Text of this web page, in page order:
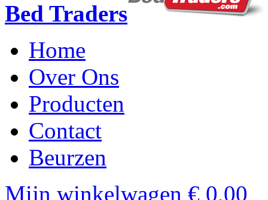
Bed Traders
Home
Over Ons
Producten
Contact
Beurzen
Mijn winkelwagen € 0,00